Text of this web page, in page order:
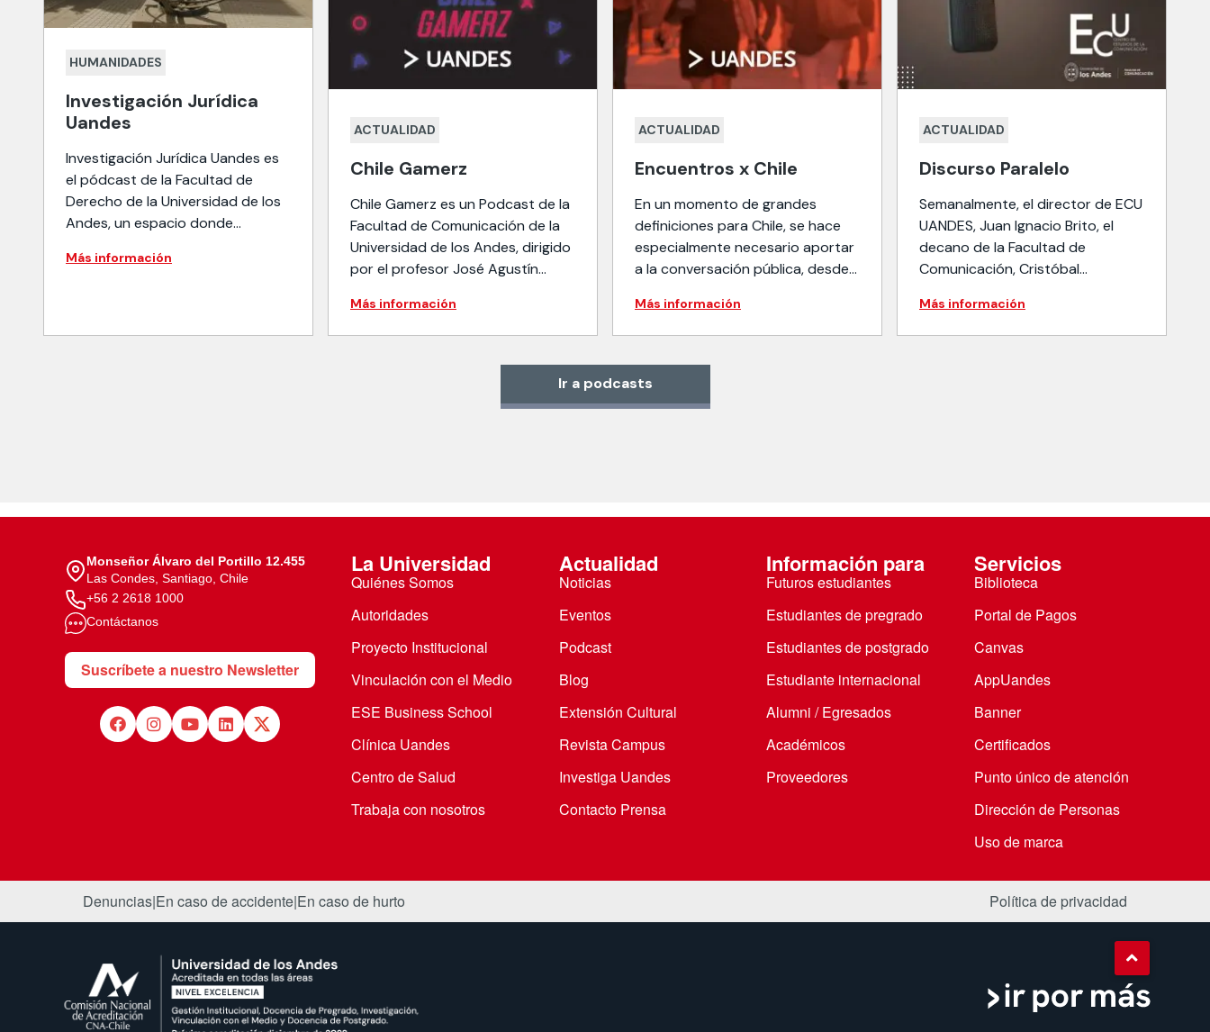
HUMANIDADES
Investigación Jurídica
Uandes
Investigación Jurídica Uandes es
el pódcast de la Facultad de
Derecho de la Universidad de los
Andes, un espacio donde
exponen y debaten los
contemporáneo. En un formato
Más información
ACTUALIDAD
Chile Gamerz
Chile Gamerz es un Podcast de la
Facultad de Comunicación de la
Universidad de los Andes, dirigido
por el profesor José Agustín
alumnos Gabriel Trumper, Simon
Corbalan y Álvaro Samorano, que
Más información
ACTUALIDAD
Encuentros x Chile
En un momento de grandes
definiciones para Chile, se hace
especialmente necesario aportar
a la conversación pública, desde
contexto impulsamos
“Encuentros por Chile”, una
de académicos, investigadores y
Más información
ACTUALIDAD
Discurso Paralelo
Semanalmente, el director de ECU
UANDES, Juan Ignacio Brito, el
decano de la Facultad de
Comunicación, Cristóbal
Rodríguez conversarán sobre
temas comunicacionales, desde
Más información
Ir a podcasts
Monseñor Álvaro del Portillo 12.455
Las Condes, Santiago, Chile
+56 2 2618 1000
Contáctanos
Suscríbete a nuestro Newsletter
La Universidad
Quiénes Somos
Autoridades
Proyecto Institucional
Vinculación con el Medio
ESE Business School
Clínica Uandes
Centro de Salud
Trabaja con nosotros
Actualidad
Noticias
Eventos
Podcast
Blog
Extensión Cultural
Revista Campus
Investiga Uandes
Contacto Prensa
Información para
Futuros estudiantes
Estudiantes de pregrado
Estudiantes de postgrado
Estudiante internacional
Alumni / Egresados
Académicos
Proveedores
Servicios
Biblioteca
Portal de Pagos
Canvas
AppUandes
Banner
Certificados
Punto único de atención
Dirección de Personas
Uso de marca
Denuncias|En caso de accidente|En caso de hurto Política de privacidad